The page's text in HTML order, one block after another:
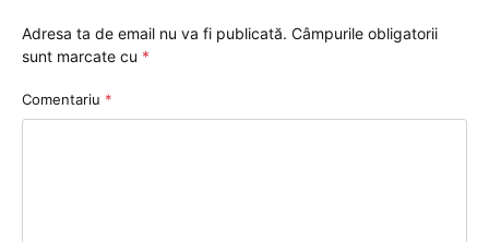
Adresa ta de email nu va fi publicată. Câmpurile obligatorii
sunt marcate cu *
Comentariu *